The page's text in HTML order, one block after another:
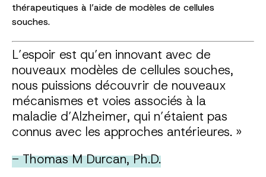
thérapeutiques à l’aide de modèles de cellules
souches.
L’espoir est qu’en innovant avec de
nouveaux modèles de cellules souches,
nous puissions découvrir de nouveaux
mécanismes et voies associés à la
maladie d’Alzheimer, qui n’étaient pas
connus avec les approches antérieures. »
- Thomas M Durcan, Ph.D.